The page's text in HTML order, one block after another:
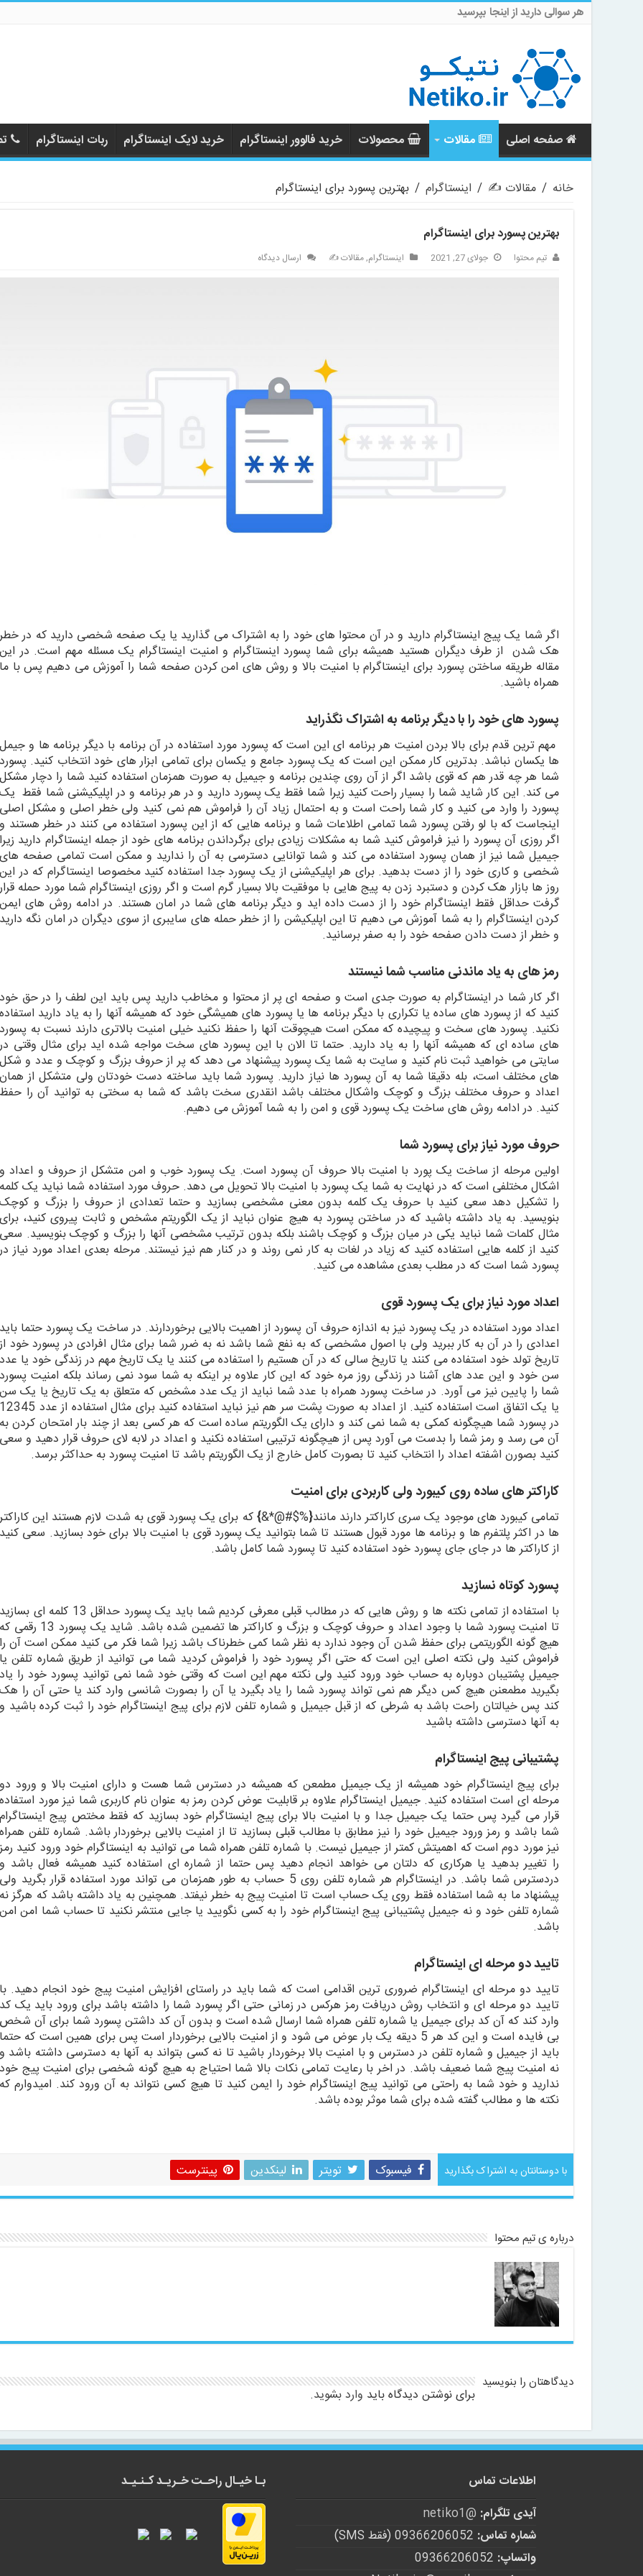
هر سوالی دارید از اینجا بپرسید
صفحه اصلی مقالات محصولات خرید فالوور اینستاگرام خرید لایک اینستاگرام ربات اینستاگرام
خانه / مقالات ✍️ / اینستاگرام / بهترین پسورد برای اینستاگرام
بهترین پسورد برای اینستاگرام
تیم محتوا جولای 27, 2021 اینستاگرام,مقالات ✍️ ارسال دیدگاه
اگر شما یک پیج اینستاگرام دارید و در آن محتوا های خود را به اشتراک می گذارید یا یک صفحه شخصی دارید که در خطر
هک شدن از طرف دیگران هستید همیشه برای شما پسورد اینستاگرام و امنیت اینستاگرام یک مسئله مهم است. در این
مقاله طریقه ساختن پسورد برای اینستاگرام با امنیت بالا و روش های امن کردن صفحه شما را آموزش می دهیم پس با ما
همراه باشید.
پسورد های خود را با دیگر برنامه به اشتراک نگذراید
مهم ترین قدم برای بالا بردن امنیت هر برنامه ای این است که پسورد مورد استفاده در آن برنامه با دیگر برنامه ها و جیمل
ها یکسان نباشد. بدترین کار ممکن این است که یک پسورد جامع و یکسان برای تمامی ابزار های خود انتخاب کنید. پسورد
شما هر چه قدر هم که قوی باشد اگر از آن روی چندین برنامه و جیمیل به صورت همزمان استفاده کنید شما را دچار مشکل
می کند. این کار شاید شما را بسیار راحت کنید زیرا شما فقط یک پسورد دارید و در هر برنامه و در اپلیکیشنی شما فقط یک
پسورد را وارد می کنید و کار شما راحت است و به احتمال زیاد آن را فراموش هم نمی کنید ولی خطر اصلی و مشکل اصلی
اینجاست که با لو رفتن پسورد شما تمامی اطلاعات شما و برنامه هایی که از این پسورد استفاده می کنند در خطر هستند و
اگر روزی آن پسورد را نیز فراموش کنید شما به مشکلات زیادی برای برگرداندن برنامه های خود از جمله اینستاگرام دارید زیرا
جیمیل شما نیز از همان پسورد استفاده می کند و شما توانایی دسترسی به آن را ندارید و ممکن است تمامی صفحه های
شخصی و کاری خود را از دست بدهید. برای هر اپلیکیشنی از یک پسورد جدا استفاده کنید مخصوصا اینستاگرام که در این
روز ها بازار هک کردن و دستبرد زدن به پیج هایی با موفقیت بالا بسیار گرم است و اگر روزی اینستاگرام شما مورد حمله قرار
گرفت حداقل فقط اینستاگرام خود را از دست داده اید و دیگر برنامه های شما در امان هستند. در ادامه روش های ایمن
کردن اینستاگرام را به شما آموزش می دهیم تا این اپلیکیشن را از خطر حمله های سایبری از سوی دیگران در امان نگه دارید
و خطر از دست دادن صفحه خود را به صفر برسانید.
رمز های به یاد ماندنی مناسب شما نیستند
اگر کار شما در اینستاگرام به صورت جدی است و صفحه ای پر از محتوا و مخاطب دارید پس باید این لطف را در حق خود
کنید که از پسورد های ساده یا تکراری با دیگر برنامه ها یا پسورد های همیشگی خود که همیشه آنها را به یاد دارید استفاده
نکنید. پسورد های سخت و پیچیده که ممکن است هیچوقت آنها را حفظ نکنید خیلی امنیت بالاتری دارند نسبت به پسورد
های ساده ای که همیشه آنها را به یاد دارید. حتما تا الان با این پسورد های سخت مواجه شده اید برای مثال وقتی در
سایتی می خواهید ثبت نام کنید و سایت به شما یک پسورد پیشنهاد می دهد که پر از حروف بزرگ و کوچک و عدد و شکل
های مختلف است، بله دقیقا شما به آن پسورد ها نیاز دارید. پسورد شما باید ساخته دست خودتان ولی متشکل از همان
اعداد و حروف مختلف بزرگ و کوچک واشکال مختلف باشد انقدری سخت باشد که شما به سختی به توانید آن را حفظ
کنید. در ادامه روش های ساخت یک پسورد قوی و امن را به شما آموزش می دهیم.
حروف مورد نیاز برای پسورد شما
اولین مرحله از ساخت یک پورد با امنیت بالا حروف آن پسورد است. یک پسورد خوب و امن متشکل از حروف و اعداد و
اشکال مختلفی است که در نهایت به شما یک پسورد با امنیت بالا تحویل می دهد. حروف مورد استفاده شما نباید یک کلمه
را تشکیل دهد سعی کنید با حروف یک کلمه بدون معنی مشخصی بسازید و حتما تعدادی از حروف را بزرگ و کوچک
بنویسید. به یاد داشته باشید که در ساختن پسورد به هیچ عنوان نباید از یک الگوریتم مشخص و ثابت پیروی کنید، برای
مثال کلمات شما نباید یکی در میان بزرگ و کوچک باشند بلکه بدون ترتیب مشخصی آنها را بزرگ و کوچک بنویسید. سعی
کنید از کلمه هایی استفاده کنید که زیاد در لغات به کار نمی روند و در کنار هم نیز نیستند. مرحله بعدی اعداد مورد نیاز در
پسورد شما است که در مطلب بعدی مشاهده می کنید.
اعداد مورد نیاز برای یک پسورد قوی
اعداد مورد استفاده در یک پسورد نیز به اندازه حروف آن پسورد از اهمیت بالایی برخوردارند. در ساخت یک پسورد حتما باید
اعدادی را در آن به کار ببرید ولی با اصول مشخصی که به نفع شما باشد نه به ضرر شما برای مثال افرادی در پسورد خود از
تاریخ تولد خود استفاده می کنند یا تاریخ سالی که در آن هستیم را استفاده می کنند یا یک تاریخ مهم در زندگی خود یا عدد
سن خود و این عدد های آشنا در زندگی روز مره خود که این کار علاوه بر اینکه به شما سود نمی رساند بلکه امنیت پسورد
شما را پایین نیز می آورد. در ساخت پسورد همراه با عدد شما نباید از یک عدد مشخص که متعلق به یک تاریخ یا یک سن
یا یک اتفاق است استفاده کنید. از اعداد به صورت پشت سر هم نیز نباید استفاده کنید برای مثال استفاده از عدد 12345
در پسورد شما هیچگونه کمکی به شما نمی کند و دارای یک الگوریتم ساده است که هر کسی بعد از چند بار امتحان کردن به
آن می رسد و رمز شما را بدست می آورد پس از هیچگونه ترتیبی استفاده نکنید و اعداد در لابه لای حروف قرار دهید و سعی
کنید بصورن اشفته اعداد را انتخاب کنید تا بصورت کامل خارج از یک الگوریتم باشد تا امنیت پسورد به حداکثر برسد.
کاراکتر های ساده روی کیبورد ولی کاربردی برای امنیت
تمامی کیبورد های موجود یک سری کاراکتر دارند مانند{
%$#@*&
}که برای یک پسورد قوی به شدت لازم هستند این کاراکتر
ها در اکثر پلتفرم ها و برنامه ها مورد قبول هستند تا شما بتوانید یک پسورد قوی با امنیت بالا برای خود بسازید. سعی کنید
از کاراکتر ها در جای جای پسورد خود استفاده کنید تا پسورد شما کامل باشد.
پسورد کوتاه نسازید
با استفاده از تمامی نکته ها و روش هایی که در مطالب قبلی معرفی کردیم شما باید یک پسورد حداقل 13 کلمه ای بسازید
تا امنیت پسورد شما با وجود اعداد و حروف کوچک و بزرگ و کاراکتر ها تضمین شده باشد. شاید یک پسورد 13 رقمی که
هیچ گونه الگوریتمی برای حفظ شدن آن وجود ندارد به نظر شما کمی خطرناک باشد زیرا شما فکر می کنید ممکن است آن را
فراموش کنید ولی نکته اصلی این است که حتی اگر پسورد خود را فراموش کردید شما می توانید از طریق شماره تلفن یا
جیمیل پشتیبان دوباره به حساب خود ورود کنید ولی نکته مهم این است که وقتی خود شما نمی توانید پسورد خود را یاد
بگیرید مطمعنن هیچ کس دیگر هم نمی تواند پسورد شما را یاد بگیرد یا آن را بصورت شانسی وارد کند یا حتی آن را هک
کند پس خیالتان راحت باشد به شرطی که از قبل جیمیل و شماره تلفن لازم برای پیج اینستاگرام خود را ثبت کرده باشید و
به آنها دسترسی داشته باشید
پشتیبانی پیج اینستاگرام
برای پیج اینستاگرام خود همیشه از یک جیمیل مطمعن که همیشه در دسترس شما هست و دارای امنیت بالا و ورود دو
مرحله ای است استفاده کنید. جیمیل اینستاگرام علاوه بر قابلیت عوض کردن رمز به عنوان نام کاربری شما نیز مورد استفاده
قرار می گیرد پس حتما یک جیمیل جدا و با امنیت بالا برای پیج اینستاگرام خود بسازید که فقط مختص پیج اینستاگرام
شما باشد و رمز ورود جیمیل خود را نیز مطابق با مطالب قبلی بسازید تا از امنیت بالایی برخوردار باشد. شماره تلفن همراه
نیز مورد دوم است که اهمیتش کمتر از جیمیل نیست. با شماره تلفن همراه شما می توانید به اینستاگرام خود ورود کنید رمز
را تغییر بدهید یا هرکاری که دلتان می خواهد انجام دهید پس حتما از شماره ای استفاده کنید همیشه فعال باشد و
دردسترس شما باشد. در اینستاگرام هر شماره تلفن روی 5 حساب به طور همزمان می تواند مورد استفاده قرار بگرید ولی
پیشنهاد ما به شما استفاده فقط روی یک حساب است تا امنیت پیج به خطر نیفتد. همچنین به یاد داشته باشد که هرگز نه
شماره تلفن خود و نه جیمیل پشتیبانی پیج اینستاگرام خود را به کسی نگویید یا جایی منتشر نکنید تا حساب شما امن امن
باشد.
تایید دو مرحله ای اینستاگرام
تایید دو مرحله ای اینستاگرام ضروری ترین اقدامی است که شما باید در راستای افزایش امنیت پیج خود انجام دهید. با
تایید دو مرحله ای و انتخاب روش دریافت رمز هرکس در زمانی حتی اگر پسورد شما را داشته باشد برای ورود باید یک کد
وارد کند که آن کد برای جیمیل یا شماره تلفن همراه شما ارسال شده است و بدون آن کد داشتن پسورد شما برای آن شخص
بی فایده است و این کد هر 5 دیقه یک بار عوض می شود و از امنیت بالایی برخوردار است پس برای همین است که حتما
باید از جیمیل و شماره تلفن در دسترس و با امنیت بالا برخوردار باشید تا نه کسی بتواند به آنها به دسترسی داشته باشد و
نه امنیت پیج شما ضعیف باشد. در اخر با رعایت تمامی نکات بالا شما احتیاج به هیچ گونه شخصی برای امنیت پیج خود
ندارید و خود شما به راحتی می توانید پیج اینستاگرام خود را ایمن کنید تا هیچ کسی نتواند به آن ورود کند. امیدوارم که
نکته ها و مطالب گفته شده برای شما موثر بوده باشد.
با دوستانتان به اشتراک بگذارید فیسبوک تویتر لینکدین پینترست
درباره ی تیم محتوا
دیدگاهتان را بنویسید
برای نوشتن دیدگاه باید وارد بشوید.
اطلاعات تماس
آیدی تلگرام: @netiko1
شماره تماس:
واتساپ:
بـا خیـال راحـت خـریـد کـنـیـد